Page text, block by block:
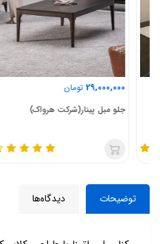
29,000,000 تومان
جلو مبل پینار(شرکت هرواک)
توضیحات دیدگاه‌ها